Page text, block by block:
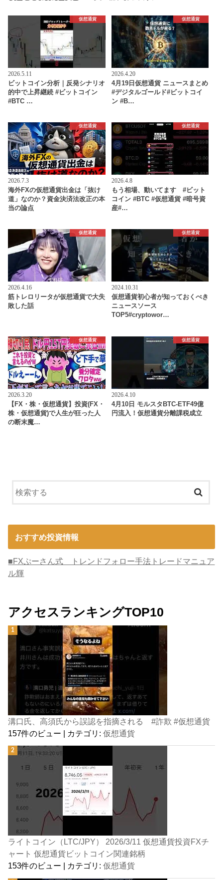
仮想通貨
2026.5.11
ビットコイン分析｜反発シナリオ
的中で上昇継続 #ビットコイン
#BTC …
仮想通貨
2026.4.20
4月19日仮想通貨 ニュースまとめ
#デジタルゴールド#ビットコイ
ン #B…
仮想通貨
2026.7.3
海外FXの仮想通貨出金は「抜け
道」なのか？資金決済法改正の本
当の論点
仮想通貨
2026.4.8
もう相場、動いてます #ビット
コイン #BTC #仮想通貨 #暗号資
産#…
仮想通貨
2026.4.16
筋トレロリータが仮想通貨で大失
敗した話
仮想通貨
2024.10.31
仮想通貨初心者が知っておくべき
ニュースソース
TOP5#cryptowor…
仮想通貨
2026.3.20
【FX・株・仮想通貨】投資(FX・
株・仮想通貨)で人生が狂った人
の断末魔…
仮想通貨
2026.4.10
4月10日 モルスタBTC-ETF49億
円流入！仮想通貨分離課税成立
おすすめ投資情報
■FXぷーさん式 トレンドフォロー手法トレードマニュア
ル輝
アクセスランキングTOP10
溝口氏、高須氏から誤認を指摘される #詐欺 #仮想通貨
157件のビュー | カテゴリ:仮想通貨
ライトコイン（LTC/JPY） 2026/3/11 仮想通貨投資FXチ
ャート 仮想通貨ビットコイン関連銘柄
153件のビュー
カテゴリ:仮想通貨